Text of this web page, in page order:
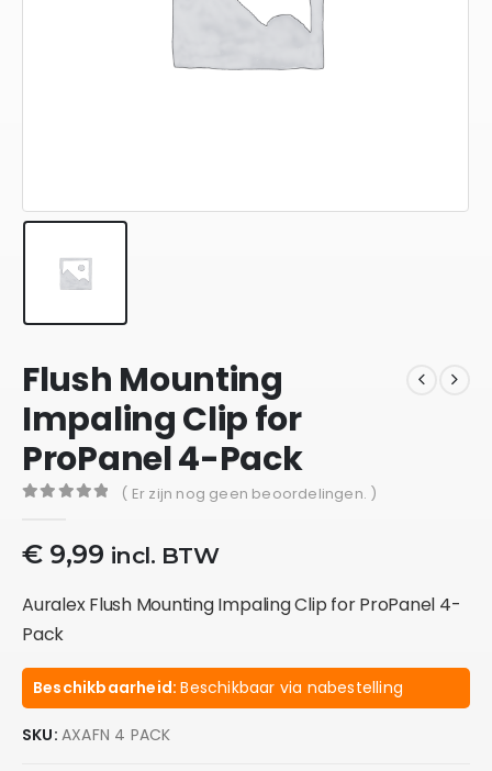
Flush Mounting
Impaling Clip for
ProPanel 4-Pack
( Er zijn nog geen beoordelingen. )
€9,99 incl. BTW
Auralex Flush Mounting Impaling Clip for ProPanel 4-
Pack
Beschikbaarheid:Beschikbaar via nabestelling
SKU: AXAFN 4 PACK